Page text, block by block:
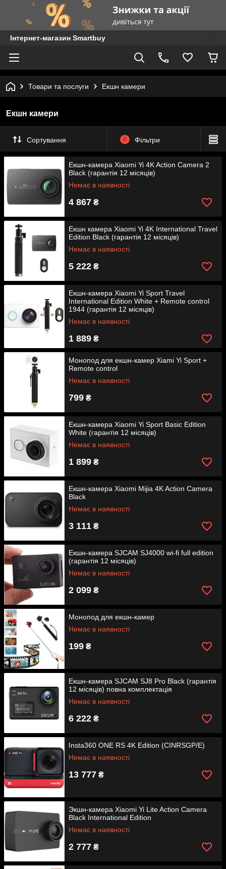
Інтернет-магазин Smartbuy
Товари та послуги Екшн камери
Екшн камери
Сортування 0 Фільтри
Екшн-камера Xiaomi Yi 4K Action Camera 2
Black (гарантія 12 місяців)
Немає в наявності
4 867 ₴
Екшн камера Xiaomi Yi 4K International Travel
Edition Black (гарантія 12 місяців)
Немає в наявності
5 222 ₴
Екшн-камера Xiaomi Yi Sport Travel
International Edition White + Remote control
1944 (гарантія 12 місяців)
Немає в наявності
1 889 ₴
Монопод для екшн-камер Xiami Yi Sport +
Remote control
Немає в наявності
799 ₴
Екшн-камера Xiaomi Yi Sport Basic Edition
White (гарантія 12 місяців)
Немає в наявності
1 899 ₴
Екшн-камера Xiaomi Mijia 4K Action Camera
Black
Немає в наявності
3 111 ₴
Екшн-камера SJCAM SJ4000 wi-fi full edition
(гарантія 12 місяців)
Немає в наявності
2 099 ₴
Монопод для екшн-камер
Немає в наявності
199 ₴
Екшн-камера SJCAM SJ8 Pro Black (гарантія
12 місяців) повна комплектація
Немає в наявності
6 222 ₴
Insta360 ONE RS 4K Edition (CINRSGP/E)
Немає в наявності
13 777 ₴
Экшн-камера Xiaomi Yi Lite Action Camera
Black International Edition
Немає в наявності
2 777 ₴